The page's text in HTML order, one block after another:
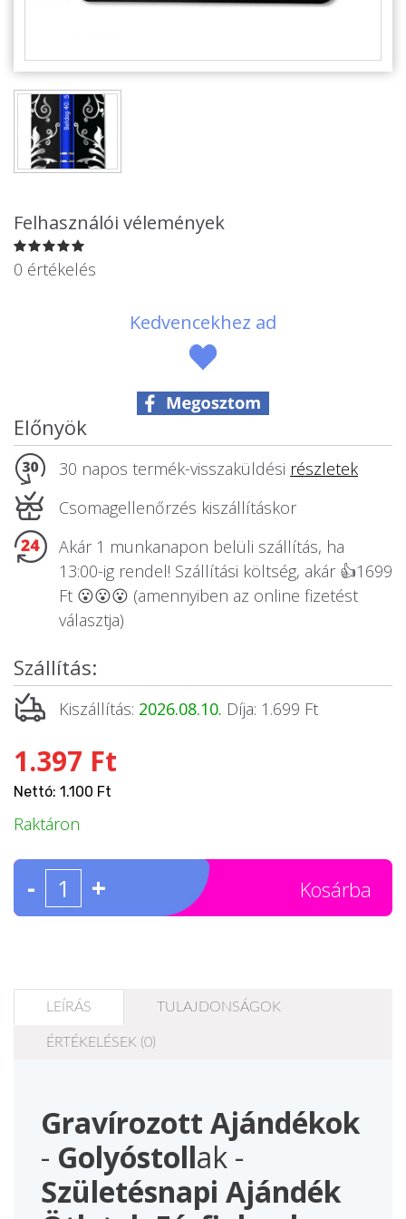
Felhasználói vélemények
0 értékelés
Kedvencekhez ad
Előnyök
30 napos termék-visszaküldési részletek
Csomagellenőrzés kiszállításkor
Akár 1 munkanapon belüli szállítás, ha
13:00-ig rendel! Szállítási költség, akár 👍1699
Ft 😮😮😮 (amennyiben az online fizetést
választja)
Szállítás:
Kiszállítás: 2026.08.10. Díja: 1.699 Ft
1.397 Ft
Nettó: 1.100 Ft
Raktáron
- + Kosárba
LEÍRÁS TULAJDONSÁGOK
ÉRTÉKELÉSEK (0)
Gravírozott Ajándékok
- Golyóstollak -
Születésnapi Ajándék